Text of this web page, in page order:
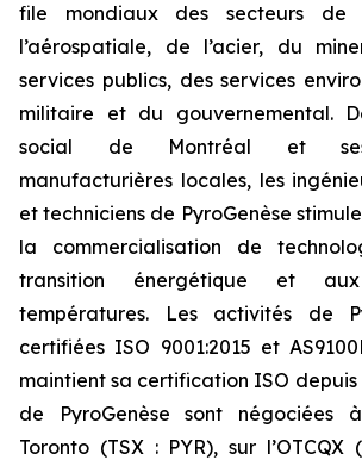
file mondiaux des secteurs de
l’aérospatiale, de l’acier, du
services publics, des services
militaire et du gouvernemental.
social de Montréal et ses
manufacturières locales, les
et techniciens de PyroGenèse
la commercialisation de
transition énergétique et
températures. Les activités de
certifiées ISO 9001:2015 et
maintient sa certification ISO depuis
de PyroGenèse sont négociées
Toronto (TSX : PYR), sur